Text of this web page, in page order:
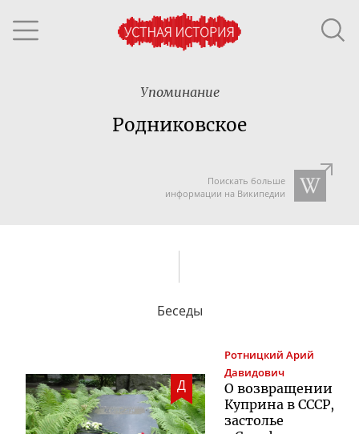
Упоминание
Родниковское
Поискать больше
информации на Википедии
Беседы
Д
Ротницкий Арий
Давидович
О возвращении
Куприна в СССР,
застолье